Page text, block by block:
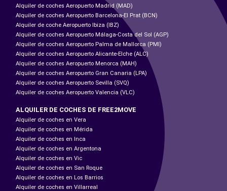
Alquiler de coches Aeropuerto Madrid (MAD)
Alquiler de coches Aeropuerto Barcelona-El Prat (BCN)
Alquiler de coche Aeropuerto Ibiza (IBZ)
Alquiler de coches Aeropuerto Málaga-Costa del Sol (AGP)
Alquiler de coches Aeropuerto Palma de Mallorca (PMI)
Alquiler de coches Aeropuerto Alicante-Elche (ALC)
Alquiler de coches Aeropuerto Menorca (MAH)
Alquiler de coches Aeropuerto Gran Canaria (LPA)
Alquiler de coches Aeropuerto Sevilla (SVQ)
Alquiler de coches Aeropuerto Valencia (VLC)
ALQUILER DE COCHES DE FREE2MOVE
Alquiler de coches en Vera
Alquiler de coches en Mérida
Alquiler de coches en Inca
Alquiler de coches en Argentona
Alquiler de coches en Vic
Alquiler de coches en San Roque
Alquiler de coches en Los Barrios
Alquiler de coches en Villarreal